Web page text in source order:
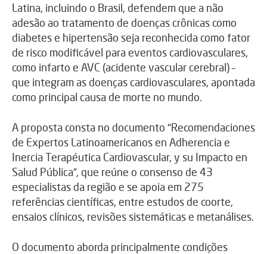
Latina, incluindo o Brasil, defendem que a não
adesão ao tratamento de doenças crônicas como
diabetes e hipertensão seja reconhecida como fator
de risco modificável para eventos cardiovasculares,
como infarto e AVC (acidente vascular cerebral) –
que integram as doenças cardiovasculares, apontada
como principal causa de morte no mundo.
A proposta consta no documento “Recomendaciones
de Expertos Latinoamericanos en Adherencia e
Inercia Terapéutica Cardiovascular, y su Impacto en
Salud Pública”, que reúne o consenso de 43
especialistas da região e se apoia em 275
referências científicas, entre estudos de coorte,
ensaios clínicos, revisões sistemáticas e metanálises.
O documento aborda principalmente condições